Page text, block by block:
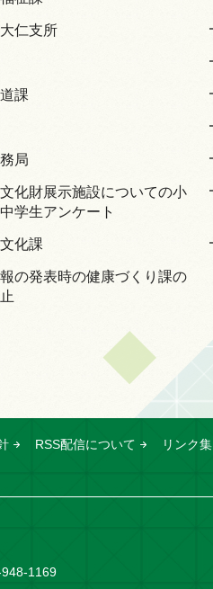
仁支所
課
局
化財展示施設についての小
学生アンケート
化課
の発表時の健康づくり課の
RSS配信について リンク集
1169